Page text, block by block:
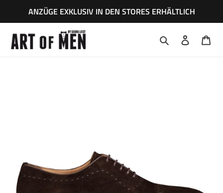
Inhalt
ANZÜGE EXKLUSIV IN DEN STORES ERHÄLTLICH
Suchen Einloggen